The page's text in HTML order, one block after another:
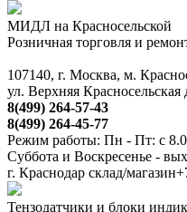
МИДЛ на Красносельской
Розничная торговля и
107140, г. Москва, м.
ул. Верхняя Красносельская
8(499) 264-57-43
8(499) 264-45-77
Режим работы: Пн - Пт: с
Суббота и Воскресенье -
г. Краснодар склад/магазин
Тензодатчики и блоки